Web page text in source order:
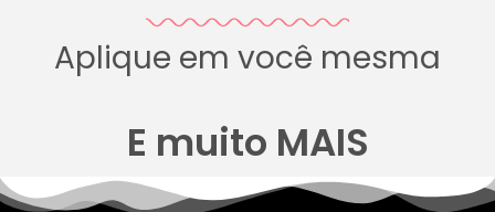
Aplique em você mesma
E muito MAIS